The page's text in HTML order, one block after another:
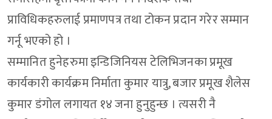
प्राविधिकहरुलाई प्रमाणपत्र तथा टोकन प्रदान गरेर सम्मान
गर्नू भएको हो ।
सम्मानित हुनेहरुमा इन्डिजिनियस टेलिभिजनका प्रमूख
कार्यकारी कार्यक्रम निर्माता कुमार यात्रु, बजार प्रमूख शैलेस
कुमार डंगोल लगायत १४ जना हुनुहुन्छ । त्यसरी नै